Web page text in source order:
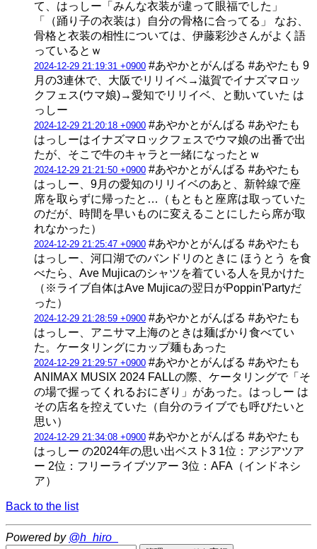
て、はっしー「みんな衣装が違って眼福でした」
「（踊り子の衣装は）自分の骨格に合ってる」 なお、
骨格と衣装の相性については、伊藤彩沙さんがよく語
っているとｗ
2024-12-29 21:19:31 +0900 #あやかとがんばる #あやたも 9
月の3連休で、大阪でリリイベ→滋賀でイナズマロッ
クフェス(ウマ娘)→愛知でリリイベ、と動いていた は
っしー
2024-12-29 21:20:18 +0900 #あやかとがんばる #あやたも
はっしーはイナズマロックフェスでウマ娘の出番で出
たが、そこで牛のキャラと一緒になったとｗ
2024-12-29 21:21:50 +0900 #あやかとがんばる #あやたも
はっしー、9月の愛知のリリイベのあと、新幹線で座
席を取らずに帰ったと…（もともと座席は取っていた
のだが、時間を早いものに変えることにしたら席が取
れなかった）
2024-12-29 21:25:47 +0900 #あやかとがんばる #あやたも
はっしー、河口湖でのバンドリのときに ほうとう を食
べたら、Ave Mujicaのシャツを着ている人を見かけた
（※ライブ自体はAve Mujicaの翌日がPoppin'Partyだ
った）
2024-12-29 21:28:59 +0900 #あやかとがんばる #あやたも
はっしー、アニサマ上海のときは麺ばかり食べてい
た。ケータリングにカップ麺もあった
2024-12-29 21:29:57 +0900 #あやかとがんばる #あやたも
ANIMAX MUSIX 2024 FALLの際、ケータリングで「そ
の場で握ってくれるおにぎり」があった。はっしー は
その店名を控えていた（自分のライブでも呼びたいと
思い）
2024-12-29 21:34:08 +0900 #あやかとがんばる #あやたも
はっしー の2024年の思い出ベスト3 1位：アジアツア
ー 2位：フリーライブツアー 3位：AFA（インドネシ
ア）
Back to the list
Powered by @h_hiro_